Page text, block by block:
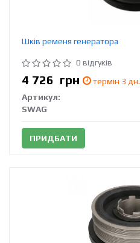
Шків ременя генератора
0 відгуків
4 726 грн
термін 3 дн.
Артикул:
SWAG
ПРИДБАТИ